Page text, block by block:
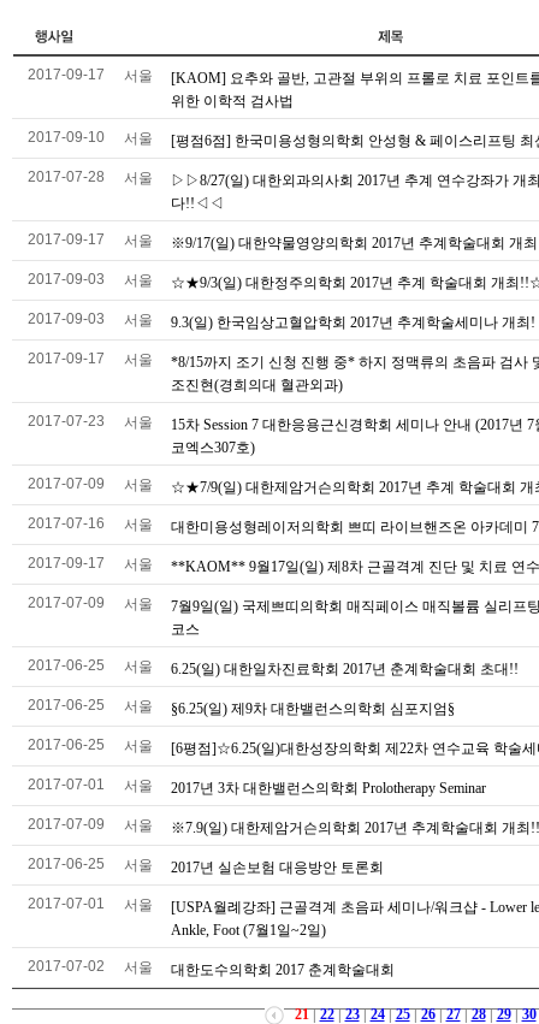
2017-09-17 서울
[KAOM] 요추와 골반, 고관절 부위의 프롤로 치료 포인트
위한 이학적 검사법
2017-09-10 서울 [평점6점] 한국미용성형의학회 안성형 & 페이스리프팅 최
2017-07-28 서울
▷▷8/27(일) 대한외과의사회 2017년 추계 연수강좌가 개
다!!◁◁
2017-09-17 서울 ※9/17(일) 대한약물영양의학회 2017년 추계학술대회 개
2017-09-03 서울 ☆★9/3(일) 대한정주의학회 2017년 추계 학술대회 개최
2017-09-03 서울 9.3(일) 한국임상고혈압학회 2017년 추계학술세미나 개최!
2017-09-17 서울
*8/15까지 조기 신청 진행 중* 하지 정맥류의 초음파 검사
조진현(경희의대 혈관외과)
2017-07-23 서울
15차 Session 7 대한응용근신경학회 세미나 안내 (2017년 7
코엑스307호)
2017-07-09 서울 ☆★7/9(일) 대한제암거슨의학회 2017년 추계 학술대회
2017-07-16 서울 대한미용성형레이저의학회 쁘띠 라이브핸즈온 아카데미
2017-09-17 서울 **KAOM** 9월17일(일) 제8차 근골격계 진단 및 치료 연
2017-07-09 서울
7월9일(일) 국제쁘띠의학회 매직페이스 매직볼륨 실리프
코스
2017-06-25 서울 6.25(일) 대한일차진료학회 2017년 춘계학술대회 초대!!
2017-06-25 서울 §6.25(일) 제9차 대한밸런스의학회 심포지엄§
2017-06-25 서울 [6평점]☆6.25(일)대한성장의학회 제22차 연수교육 학술
2017-07-01 서울 2017년 3차 대한밸런스의학회 Prolotherapy Seminar
2017-07-09 서울 ※7.9(일) 대한제암거슨의학회 2017년 추계학술대회 개
2017-06-25 서울 2017년 실손보험 대응방안 토론회
2017-07-01 서울
[USPA월례강좌] 근골격계 초음파 세미나/워크샵 - Lower
Ankle, Foot (7월1일~2일)
2017-07-02 서울 대한도수의학회 2017 춘계학술대회
21|22|23|24|25|26|27|28|29|30